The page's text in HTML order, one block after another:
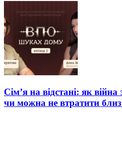
Сім’я на відстані: як
чи можна не втратити